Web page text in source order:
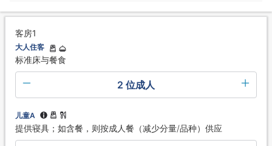
客房1
大人住客
标准床与餐食
2 位成人
儿童A
提供寝具；如含餐，则按成人餐（减少分量/品种）供应